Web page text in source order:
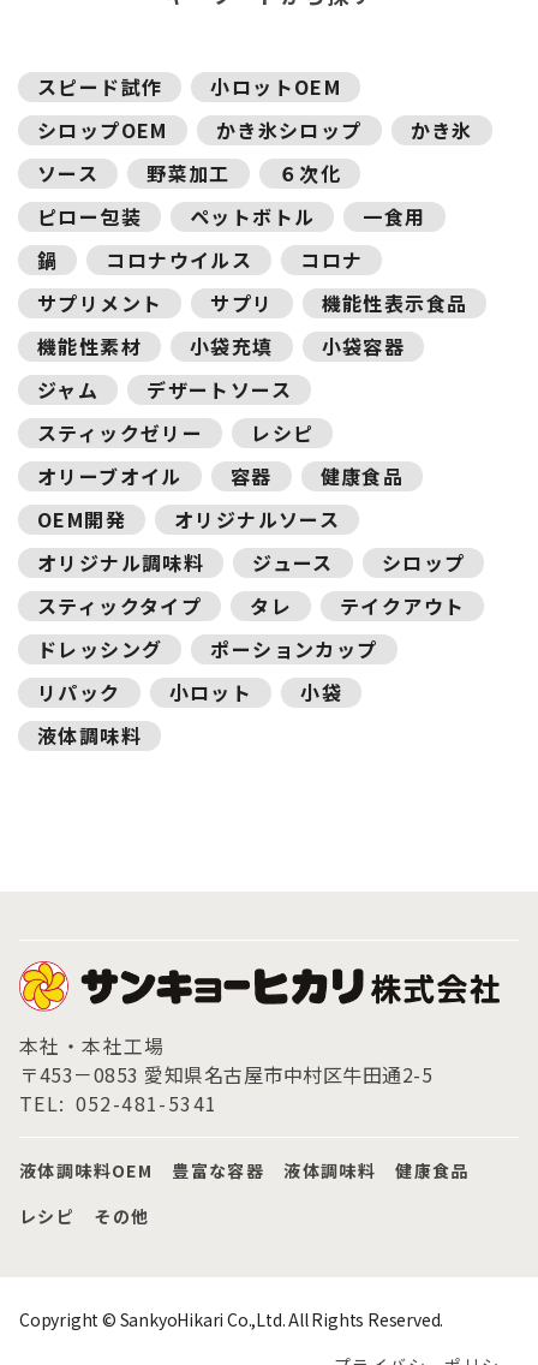
スピード試作
小ロットOEM
シロップOEM
かき氷シロップ
かき氷
ソース
野菜加工
６次化
ピロー包装
ペットボトル
一食用
鍋
コロナウイルス
コロナ
サプリメント
サプリ
機能性表示食品
機能性素材
小袋充填
小袋容器
ジャム
デザートソース
スティックゼリー
レシピ
オリーブオイル
容器
健康食品
OEM開発
オリジナルソース
オリジナル調味料
ジュース
シロップ
スティックタイプ
タレ
テイクアウト
ドレッシング
ポーションカップ
リパック
小ロット
小袋
液体調味料
本社・本社工場
〒453－0853 愛知県名古屋市中村区牛田通2-5
TEL: 052-481-5341
液体調味料OEM 豊富な容器 液体調味料
健康食品
レシピ
その他
Copyright © SankyoHikari Co.,Ltd. All Rights Reserved.